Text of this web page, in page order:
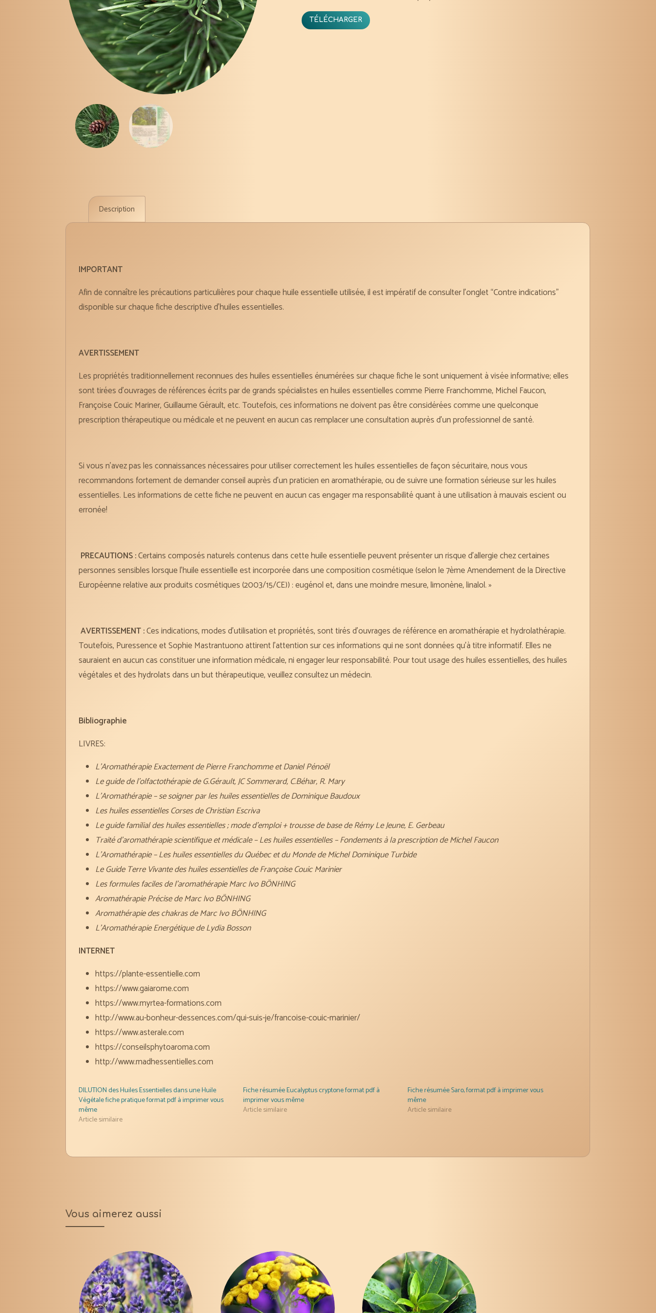
TÉLÉCHARGER
Description
IMPORTANT
Afin de connaître les précautions particulières pour chaque huile essentielle utilisée, il est impératif de consulter l’onglet “Contre indications”
disponible sur chaque fiche descriptive d’huiles essentielles.
AVERTISSEMENT
Les propriétés traditionnellement reconnues des huiles essentielles énumérées sur chaque fiche le sont uniquement à visée informative; elles
sont tirées d’ouvrages de références écrits par de grands spécialistes en huiles essentielles comme Pierre Franchomme, Michel Faucon,
Françoise Couic Mariner, Guillaume Gérault, etc. Toutefois, ces informations ne doivent pas être considérées comme une quelconque
prescription thérapeutique ou médicale et ne peuvent en aucun cas remplacer une consultation auprès d’un professionnel de santé.
Si vous n’avez pas les connaissances nécessaires pour utiliser correctement les huiles essentielles de façon sécuritaire, nous vous
recommandons fortement de demander conseil auprès d’un praticien en aromathérapie, ou de suivre une formation sérieuse sur les huiles
essentielles. Les informations de cette fiche ne peuvent en aucun cas engager ma responsabilité quant à une utilisation à mauvais escient ou
erronée!
PRECAUTIONS:Certains composés naturels contenus dans cette huile essentielle peuvent présenter un risque d’allergie chez certaines
personnes sensibles lorsque l’huile essentielle est incorporée dans une composition cosmétique (selon le 7ème Amendement de la Directive
Européenne relative aux produits cosmétiques (2003/15/CE)) : eugénol et, dans une moindre mesure, limonène, linalol. »
AVERTISSEMENT:Ces indications, modes d’utilisation et propriétés, sont tirés d’ouvrages de référence en aromathérapie et hydrolathérapie.
Toutefois, Puressence et Sophie Mastrantuono attirent l’attention sur ces informations qui ne sont données qu’à titre informatif. Elles ne
sauraient en aucun cas constituer une information médicale, ni engager leur responsabilité. Pour tout usage des huiles essentielles, des huiles
végétales et des hydrolats dans un but thérapeutique, veuillez consultez un médecin.
Bibliographie
LIVRES:
L’Aromathérapie Exactement de Pierre Franchomme et Daniel Pénoël
Le guide de l’olfactothérapie de G.Gérault, JC Sommerard, C.Béhar, R. Mary
L’Aromathérapie – se soigner par les huiles essentielles de Dominique Baudoux
Les huiles essentielles Corses de Christian Escriva
Le guide familial des huiles essentielles ; mode d’emploi + trousse de base de Rémy Le Jeune, E. Gerbeau
Traité d’aromathérapie scientifique et médicale – Les huiles essentielles – Fondements à la prescription de Michel Faucon
L’Aromathérapie – Les huiles essentielles du Québec et du Monde de Michel Dominique Turbide
Le Guide Terre Vivante des huiles essentielles de Françoise Couic Marinier
Les formules faciles de l’aromathérapie Marc Ivo BÖNHING
Aromathérapie Précise de Marc Ivo BÖNHING
Aromathérapie des chakras de Marc Ivo BÖNHING
L’Aromathérapie Energétique de Lydia Bosson
INTERNET
https://plante-essentielle.com
https://www.gaiarome.com
https://www.myrtea-formations.com
http://www.au-bonheur-dessences.com/qui-suis-je/francoise-couic-marinier/
https://www.asterale.com
https://conseilsphytoaroma.com
http://www.madhessentielles.com
DILUTION des Huiles Essentielles dans une Huile
Végétale fiche pratique format pdf à imprimer vous
même
Article similaire
Fiche résumée Eucalyptus cryptone format pdf à
imprimer vous même
Article similaire
Fiche résumée Saro, format pdf à imprimer vous
même
Article similaire
Vous aimerez aussi